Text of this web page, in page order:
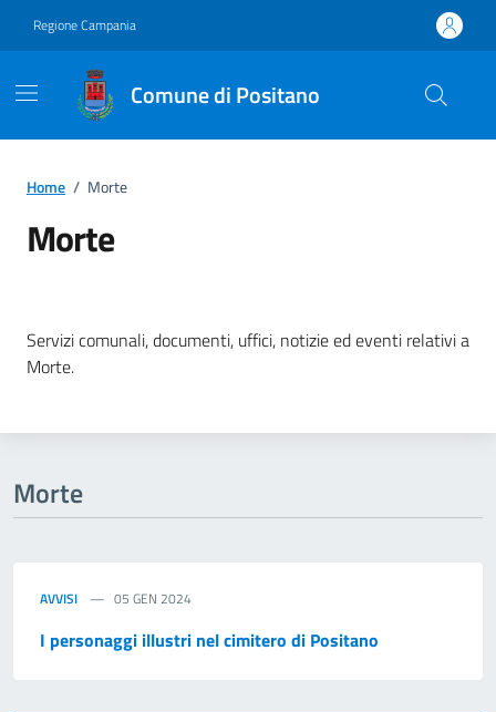
Regione Campania
Comune di Positano
Home / Morte
Morte
Servizi comunali, documenti, uffici, notizie ed eventi relativi a
Morte.
Morte
AVVISI 05 GEN 2024
I personaggi illustri nel cimitero di Positano